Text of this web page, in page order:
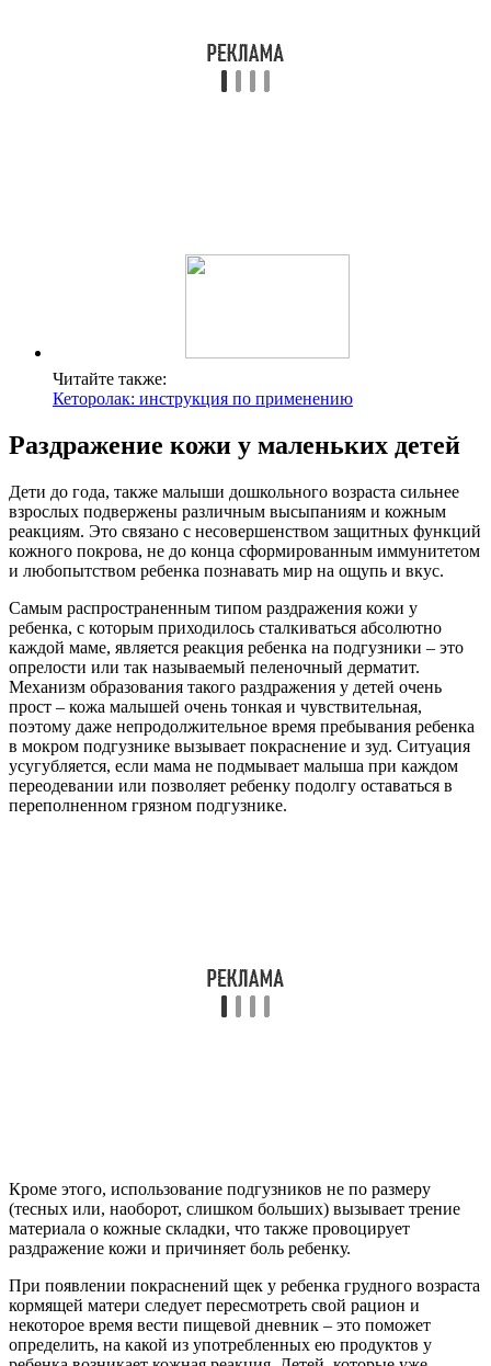
Читайте также:
Кеторолак: инструкция по применению
Раздражение кожи у маленьких детей
Дети до года, также малыши дошкольного возраста сильнее
взрослых подвержены различным высыпаниям и кожным
реакциям. Это связано с несовершенством защитных функций
кожного покрова, не до конца сформированным иммунитетом
и любопытством ребенка познавать мир на ощупь и вкус.
Самым распространенным типом раздражения кожи у
ребенка, с которым приходилось сталкиваться абсолютно
каждой маме, является реакция ребенка на подгузники – это
опрелости или так называемый пеленочный дерматит.
Механизм образования такого раздражения у детей очень
прост – кожа малышей очень тонкая и чувствительная,
поэтому даже непродолжительное время пребывания ребенка
в мокром подгузнике вызывает покраснение и зуд. Ситуация
усугубляется, если мама не подмывает малыша при каждом
переодевании или позволяет ребенку подолгу оставаться в
переполненном грязном подгузнике.
Кроме этого, использование подгузников не по размеру
(тесных или, наоборот, слишком больших) вызывает трение
материала о кожные складки, что также провоцирует
раздражение кожи и причиняет боль ребенку.
При появлении покраснений щек у ребенка грудного возраста
кормящей матери следует пересмотреть свой рацион и
некоторое время вести пищевой дневник – это поможет
определить, на какой из употребленных ею продуктов у